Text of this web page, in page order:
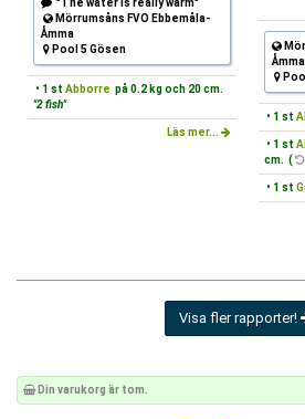
Mörrumsåns FVO Ebbemåla-
Åmma
Pool 5 Gösen
• 1 st Abborre på 0.2 kg och 20 cm.
"2 fish"
Läs mer...
Åmma
• 1 st
• 1 st
cm. (
• 1 st
Visa fler rapporter!
Din varukorg är tom.